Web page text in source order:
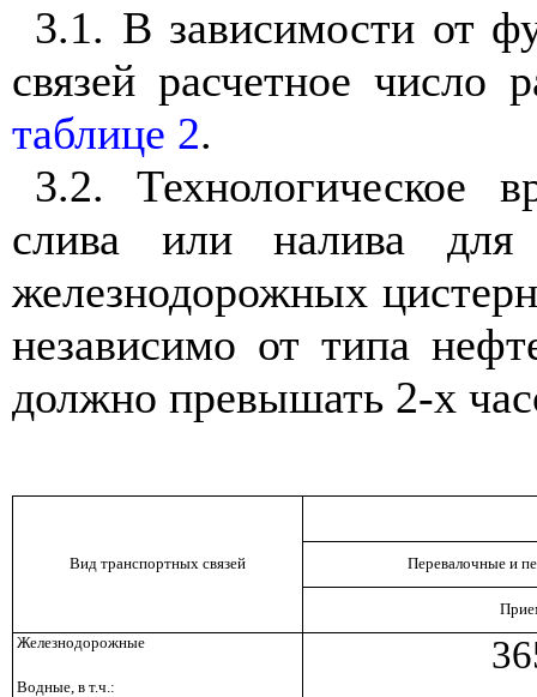
3.1. В зависимости от
связей расчетное число
таблице 2.
3.2. Технологическое
слива или налива для
железнодорожных
независимо от типа
должно превышать 2-х
Вид транспортных связей Перевалочные и
Железнодорожные
Водные, в т.ч.: